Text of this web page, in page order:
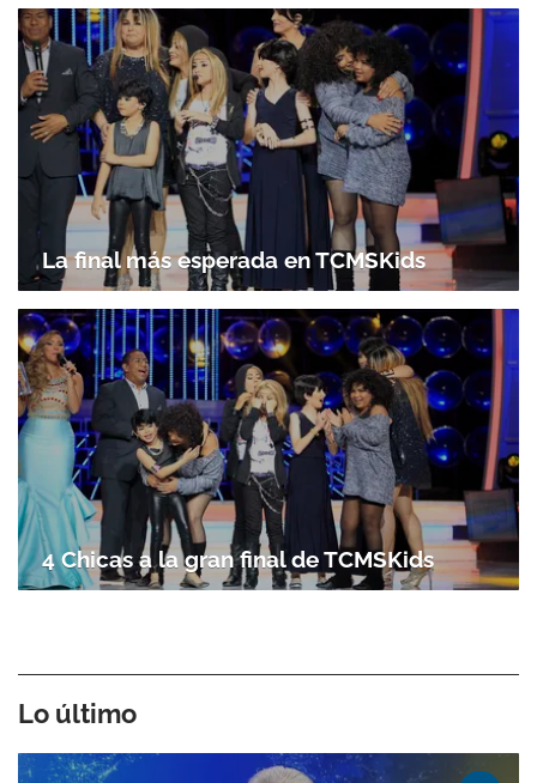
La final más esperada en TCMSKids
4 Chicas a la gran final de TCMSKids
Lo último